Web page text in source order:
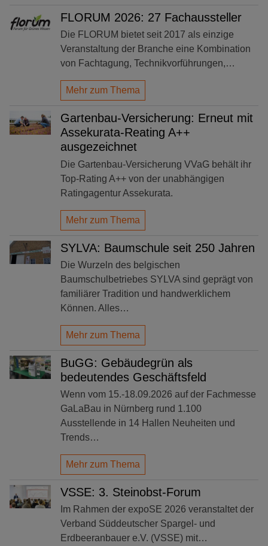
FLORUM 2026: 27 Fachaussteller
Die FLORUM bietet seit 2017 als einzige
Veranstaltung der Branche eine Kombination
von Fachtagung, Technikvorführungen,…
Mehr zum Thema
Gartenbau-Versicherung: Erneut mit
Assekurata-Reating A++
ausgezeichnet
Die Gartenbau-Versicherung VVaG behält ihr
Top-Rating A++ von der unabhängigen
Ratingagentur Assekurata.
Mehr zum Thema
SYLVA: Baumschule seit 250 Jahren
Die Wurzeln des belgischen
Baumschulbetriebes SYLVA sind geprägt von
familiärer Tradition und handwerklichem
Können. Alles…
Mehr zum Thema
BuGG: Gebäudegrün als
bedeutendes Geschäftsfeld
Wenn vom 15.-18.09.2026 auf der Fachmesse
GaLaBau in Nürnberg rund 1.100
Ausstellende in 14 Hallen Neuheiten und
Trends…
Mehr zum Thema
VSSE: 3. Steinobst-Forum
Im Rahmen der expoSE 2026 veranstaltet der
Verband Süddeutscher Spargel- und
Erdbeeranbauer e.V. (VSSE) mit…